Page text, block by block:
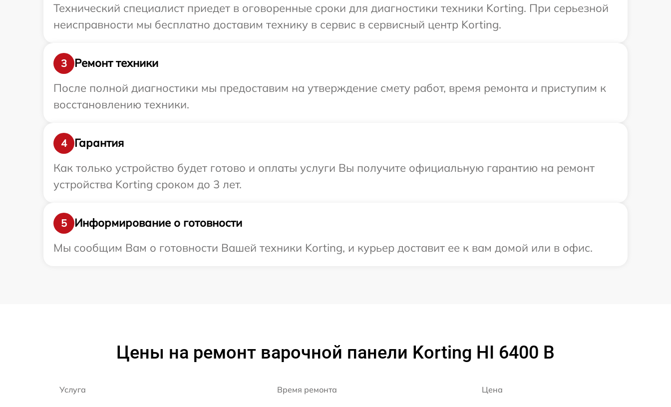
Технический специалист приедет в оговоренные сроки для диагностики техники Korting. При серьезной
неисправности мы бесплатно доставим технику в сервис в сервисный центр Korting.
3
Ремонт техники
После полной диагностики мы предоставим на утверждение смету работ, время ремонта и приступим к
восстановлению техники.
4
Гарантия
Как только устройство будет готово и оплаты услуги Вы получите официальную гарантию на ремонт
устройства Korting сроком до 3 лет.
5
Информирование о готовности
Мы сообщим Вам о готовности Вашей техники Korting, и курьер доставит ее к вам домой или в офис.
Цены на ремонт варочной панели Korting HI 6400 B
Услуга Время ремонта Цена